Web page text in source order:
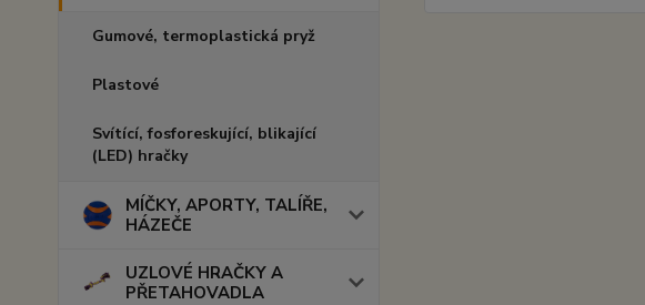
Gumové, termoplastická pryž
Plastové
Svítící, fosforeskující, blikající
(LED) hračky
MÍČKY, APORTY, TALÍŘE,
HÁZEČE
UZLOVÉ HRAČKY A
PŘETAHOVADLA